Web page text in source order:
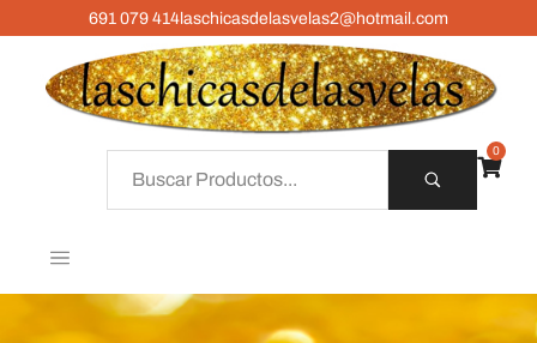
691 079 414laschicasdelasvelas2@hotmail.com
0